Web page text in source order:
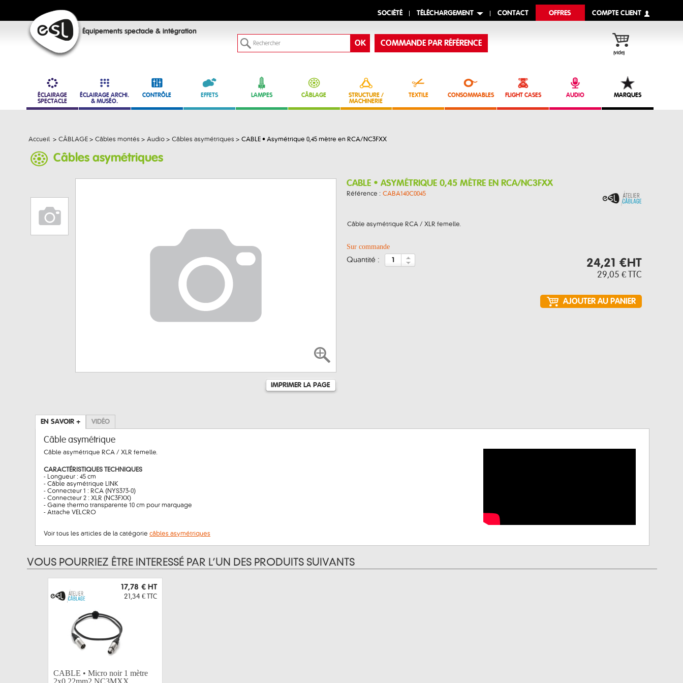
SOCIÉTÉ TÉLÉCHARGEMENT CONTACT OFFRES COMPTE CLIENT
Équipements spectacle & intégration
(vide)
COMMANDE PAR RÉFÉRENCE
ÉCLAIRAGE
SPECTACLE
ÉCLAIRAGE ARCHI.
& MUSÉO.
CONTRÔLE EFFETS LAMPES CÂBLAGE
STRUCTURE /
MACHINERIE
TEXTILE CONSOMMABLES FLIGHT CASES AUDIO MARQUES
Accueil > CÂBLAGE > Câbles montés > Audio > Câbles asymétriques > CABLE • Asymétrique 0,45 mètre en RCA/NC3FXX
Câbles asymétriques
IMPRIMER LA PAGE
CABLE • ASYMÉTRIQUE 0,45 MÈTRE EN RCA/NC3FXX
Référence : CABA140C0045
Câble asymétrique RCA / XLR femelle.
Sur commande
quantité : 24,21 €HT
29,05 € TTC
EN SAVOIR + VIDÉO
Câble asymétrique
Câble asymétrique RCA / XLR femelle.
CARACTÉRISTIQUES TECHNIQUES
- Longueur : 45 cm
- Câble asymétrique LINK
- Connecteur 1 : RCA (NYS373-0)
- Connecteur 2 : XLR (NC3FXX)
- Gaine thermo transparente 10 cm pour marquage
- Attache VELCRO
Voir tous les articles de la catégorie câbles asymétriques
VOUS POURRIEZ ÊTRE INTERESSÉ PAR L’UN DES PRODUITS SUIVANTS
17,78 € HT
21,34 € TTC
CABLE • Micro noir 1 mètre
2x0,22mm2 NC3MXX...